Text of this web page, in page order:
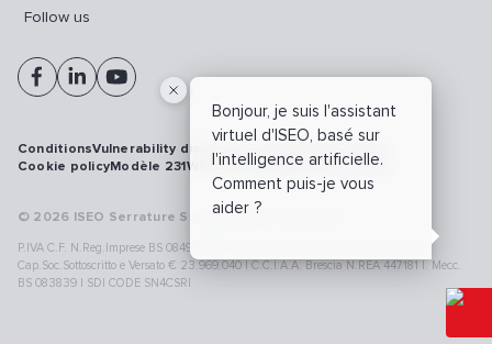
Bonjour, je suis l'assistant
virtuel d'ISEO, basé sur
l'intelligence artificielle.
Comment puis-je vous
aider ?
Follow us
© 2026 ISEO Serrature S.p.A. All right reserved
P.IVA C.F. N.Reg.Imprese BS 08499190018 | Cap.Soc.Deliberato € 24.340.965 |
Cap.Soc.Sottoscritto e Versato € 23.969.040 | C.C.I.A.A. Brescia N.REA 447181 |. Mecc.
BS 083839 | SDI CODE SN4CSRI
ConditionsVulnerability disclosure policy
Privacy policy
Cookie policyModèle 231WhistleblowingCybersécurité